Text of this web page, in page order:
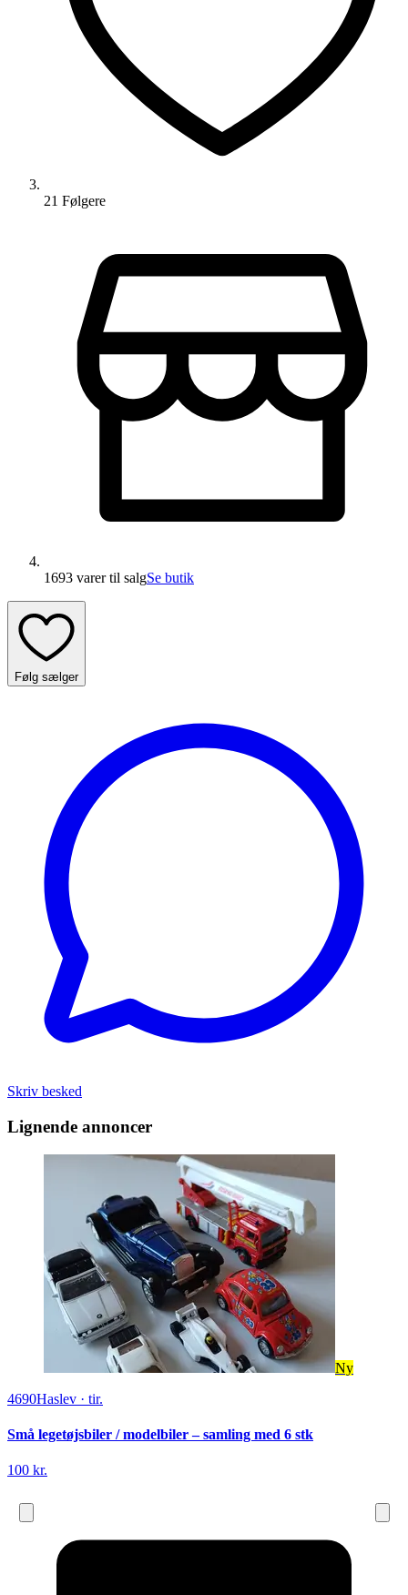
21 Følgere
1693 varertil salgSe butik
Følg sælger
Skriv besked
Lignende annoncer
Ny
4690Haslev · tir.
Små legetøjsbiler / modelbiler – samling med 6 stk
100 kr.